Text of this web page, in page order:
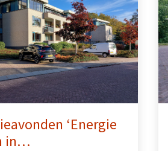
‘Energie
in…